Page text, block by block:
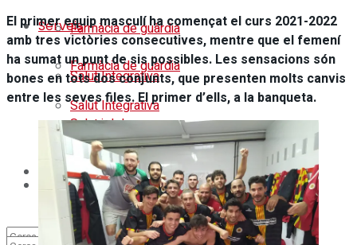
Farmàcia de guàrdia
Salut Integrativa
Salut i dolor
L’Espieta
Serveis
Farmàcia de guàrdia
Salut Integrativa
Salut i dolor
L’Espieta
El primer equip masculí ha començat el curs 2021-2022
amb tres victòries consecutives, mentre que el femení
ha sumat un punt de sis possibles. Les sensacions són
bones en tots dos conjunts, que presenten molts canvis
entre les seves files. El primer d’ells, a la banqueta.